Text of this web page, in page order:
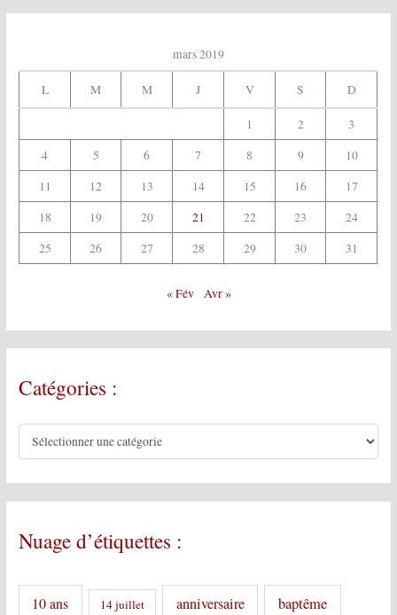
mars 2019
L M M J V S D
1 2
3
4
5 6 7 8 9
10
11
12 13 14 15 16
17
18
19 20 21 22 23
24
25
26 27 28 29 30 31
« Fév Avr »
Catégories :
C
é
g
r
s
Nuage d’étiquettes :
10 ans 14 juillet anniversaire baptême